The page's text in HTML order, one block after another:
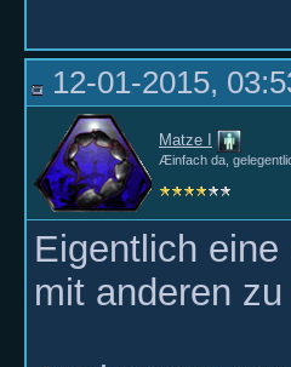
12-01-2015,
Matze I
Æinfach da,
Eigentlich
mit anderen